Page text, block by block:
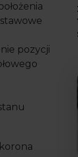
pozycji